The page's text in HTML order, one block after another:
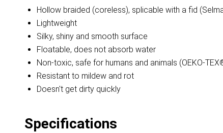
Hollow braided (coreless), splicable with a fid
Lightweight
Silky, shiny and smooth surface
Floatable, does not absorb water
Non-toxic, safe for humans and animals (OEKO-
Resistant to mildew and rot
Doesn't get dirty quickly
Specifications